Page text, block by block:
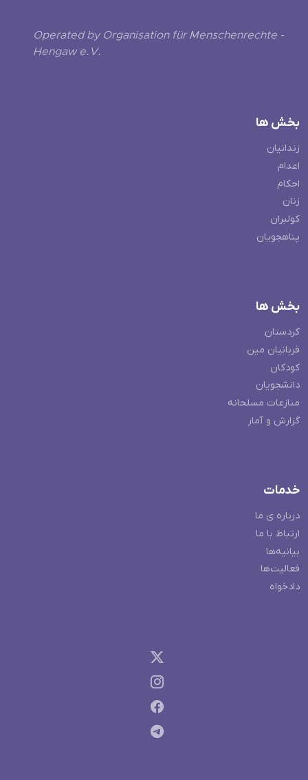
Operated by Organisation für Menschenrechte -
Hengaw e.V.
بخش ها
زندانیان
اعدام
احکام
زنان
کولبران
پناهجویان
بخش ها
کردستان
قربانیان مین
کودکان
دانشجویان
منازعات مسلحانه
گزارش و آمار
خدمات
درباره ی ما
ارتباط با ما
بیانیه‌ها
فعالیت‌ها
دادخواه